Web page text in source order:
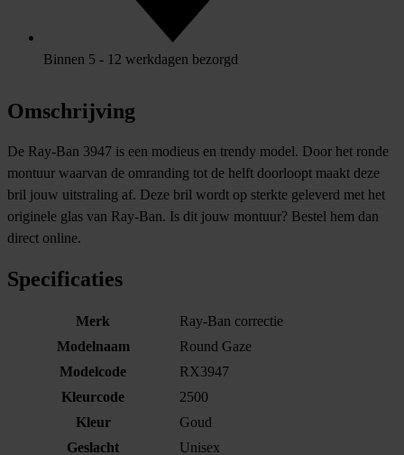
Binnen 5 - 12 werkdagen bezorgd
Omschrijving
De Ray-Ban 3947 is een modieus en trendy model. Door het ronde
montuur waarvan de omranding tot de helft doorloopt maakt deze
bril jouw uitstraling af. Deze bril wordt op sterkte geleverd met het
originele glas van Ray-Ban. Is dit jouw montuur? Bestel hem dan
direct online.
Specificaties
Merk
Ray-Ban correctie
Modelnaam
Round Gaze
Modelcode
RX3947
Kleurcode
2500
Kleur
Goud
Geslacht
Unisex